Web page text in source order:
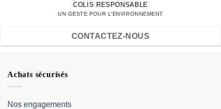
COLIS RESPONSABLE
UN GESTE POUR L'ENVIRONNEMENT
CONTACTEZ-NOUS
Achats sécurisés
Nos engagements